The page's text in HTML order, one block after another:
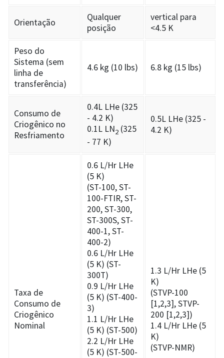
Orientação
Qualquer
posição
vertical para
<4.5 K
Peso do
Sistema (sem
linha de
transferência)
4.6 kg (10 lbs) 6.8 kg (15 lbs)
Consumo de
Criogênico no
Resfriamento
0.4L LHe (325
- 4.2 K)
0.1L LN2 (325
- 77 K)
0.5L LHe (325 -
4.2 K)
Taxa de
Consumo de
Criogênico
Nominal
0.6 L/Hr LHe
(5 K)
(ST-100, ST-
100-FTIR, ST-
200, ST-300,
ST-300S, ST-
400-1, ST-
400-2)
0.6 L/Hr LHe
(5 K) (ST-
300T)
0.9 L/Hr LHe
(5 K) (ST-400-
3)
1.1 L/Hr LHe
(5 K) (ST-500)
2.2 L/Hr LHe
(5 K) (ST-500-
1.3 L/Hr LHe (5
K)
(STVP-100
[1,2,3], STVP-
200 [1,2,3])
1.4 L/Hr LHe (5
K)
(STVP-NMR)